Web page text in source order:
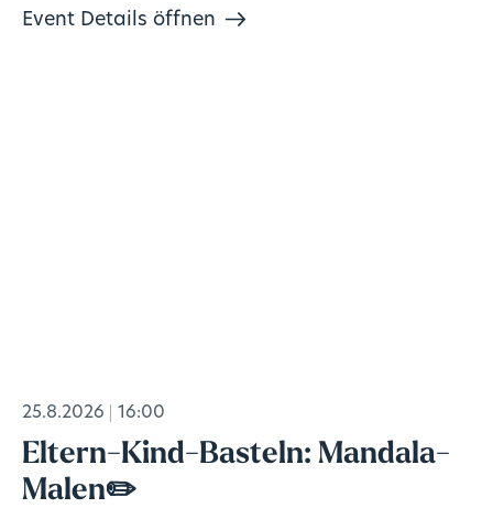
Event Details öffnen
25.8.2026 16:00
Eltern-Kind-Basteln: Mandala-
Malen✏️